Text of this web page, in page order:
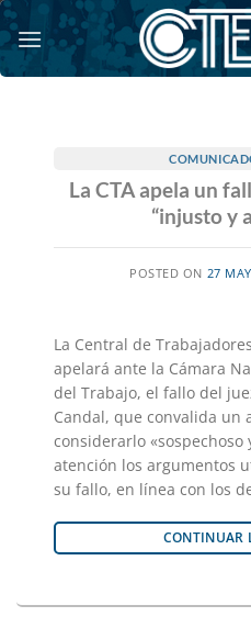
Saltar
al
contenido
La CTA apela un
“injusto y
POSTED ON 27
La Central de
apelará ante la Cámara
del Trabajo, el fallo del
Candal, que convalida un
considerarlo «sospechoso
atención los argumentos
su fallo, en línea con los
CONTINUAR